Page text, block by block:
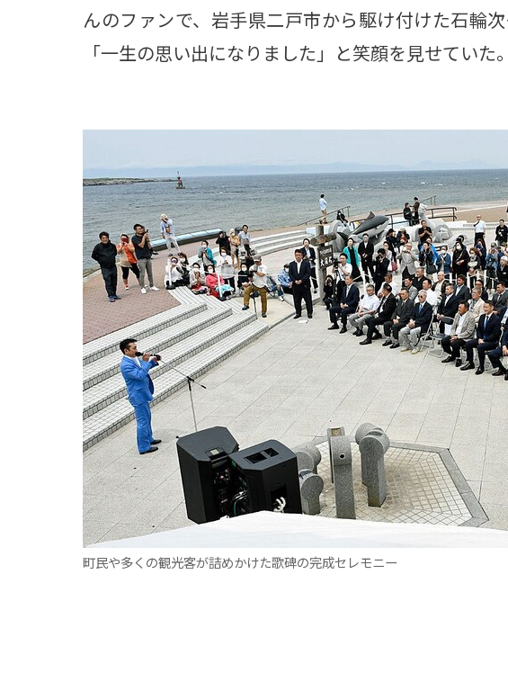
んのファンで、岩手県二戸市から駆け付けた石輪
「一生の思い出になりました」と笑顔を見せていた。
町民や多くの観光客が詰めかけた歌碑の完成セレモニー